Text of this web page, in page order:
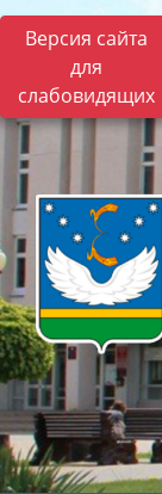
Версия сайта
для
слабовидящих